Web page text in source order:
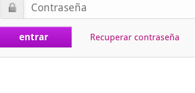
Recuperar contraseña